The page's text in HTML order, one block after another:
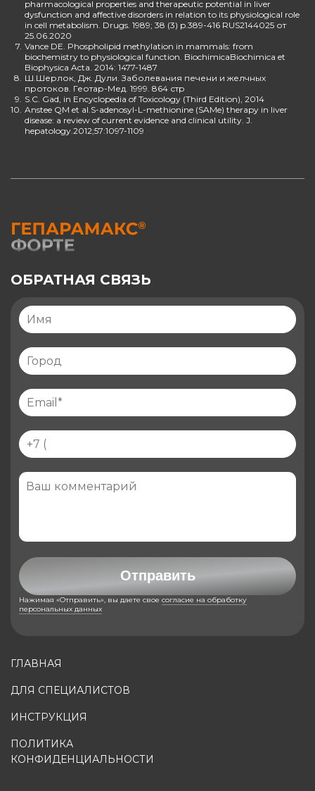
pharmacological properties and therapeutic potential in liver
dysfunction and affective disorders in relation to its physiological role
in cell metabolism. Drugs. 1989; 38 (3) p.389-416 RUS2144025 от
25.06.2020
7. Vance DE. Phospholipid methylation in mammals: from
biochemistry to physiological function. BiochimicaBiochimica et
Biophysica Acta. 2014: 1477-1487
8. Ш.Шерлок, Дж. Дули. Заболевания печени и желчных
протоков. Геотар-Мед. 1999. 864 стр
9. S.C. Gad, in Encyclopedia of Toxicology (Third Edition), 2014
10. Anstee QM et al.S-adenosyl-L-methionine (SAMe) therapy in liver
disease: a review of current evidence and clinical utility. J.
hepatology.2012;57:1097-1109
ГЛАВНАЯ
ДЛЯ СПЕЦИАЛИСТОВ
ИНСТРУКЦИЯ
ПОЛИТИКА
КОНФИДЕНЦИАЛЬНОСТИ
ОБРАТНАЯ СВЯЗЬ
Отправить
Нажимая «Отправить», вы даете свое согласие на обработку
персональных данных